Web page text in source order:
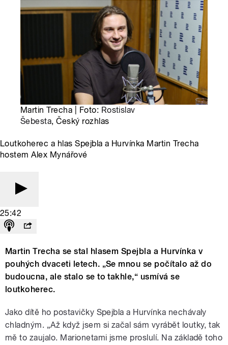
Martin Trecha | Foto: Rostislav
Šebesta, Český rozhlas
Loutkoherec a hlas Spejbla a Hurvínka Martin Trecha
hostem Alex Mynářové
25:42
Martin Trecha se stal hlasem Spejbla a Hurvínka v
pouhých dvaceti letech. „Se mnou se počítalo až do
budoucna, ale stalo se to takhle,“ usmívá se
loutkoherec.
Jako dítě ho postavičky Spejbla a Hurvínka nechávaly
chladným. „Až když jsem si začal sám vyrábět loutky, tak
mě to zaujalo. Marionetami jsme proslulí. Na základě toho